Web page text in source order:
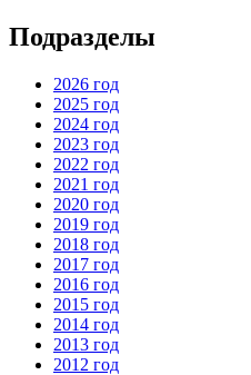
Подразделы
2026 год
2025 год
2024 год
2023 год
2022 год
2021 год
2020 год
2019 год
2018 год
2017 год
2016 год
2015 год
2014 год
2013 год
2012 год